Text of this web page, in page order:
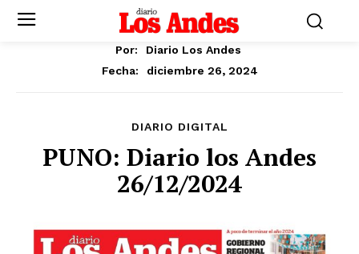
Por:
Diario Los Andes
Fecha:
diciembre 26, 2024
DIARIO DIGITAL
PUNO: Diario los Andes
26/12/2024